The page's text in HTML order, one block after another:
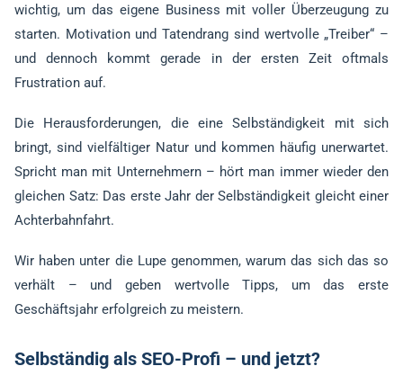
wichtig, um das eigene Business mit voller Überzeugung zu
starten. Motivation und Tatendrang sind wertvolle „Treiber“ –
und dennoch kommt gerade in der ersten Zeit oftmals
Frustration auf.
Die Herausforderungen, die eine Selbständigkeit mit sich
bringt, sind vielfältiger Natur und kommen häufig unerwartet.
Spricht man mit Unternehmern – hört man immer wieder den
gleichen Satz: Das erste Jahr der Selbständigkeit gleicht einer
Achterbahnfahrt.
Wir haben unter die Lupe genommen, warum das sich das so
verhält – und geben wertvolle Tipps, um das erste
Geschäftsjahr erfolgreich zu meistern.
Selbständig als SEO-Profi – und jetzt?